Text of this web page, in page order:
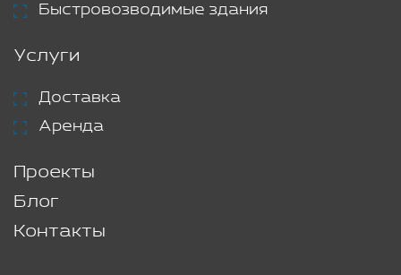
Быстровозводимые здания
Услуги
Доставка
Аренда
Проекты
Блог
Контакты